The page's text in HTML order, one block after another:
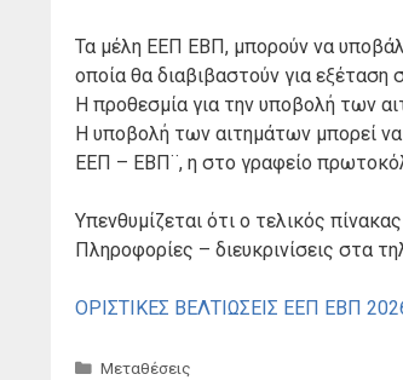
Τα μέλη ΕΕΠ ΕΒΠ, μπορούν να
οποία θα διαβιβαστούν για
Η προθεσμία για την υποβολή των
Η υποβολή των αιτημάτων μπορεί να
ΕΕΠ – ΕΒΠ¨, η στο γραφείο
Υπενθυμίζεται ότι ο τελικός
Πληροφορίες – διευκρινίσεις στα
ΟΡΙΣΤΙΚΕΣ ΒΕΛΤΙΩΣΕΙΣ ΕΕΠ ΕΒΠ
Κατηγορίες
Μεταθέσεις